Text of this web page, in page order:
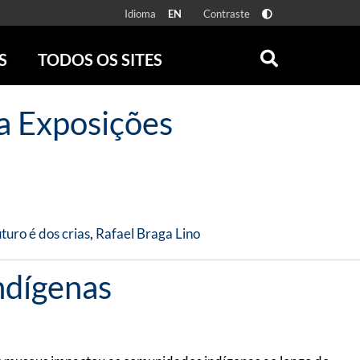
Idioma EN Contraste
FÍSICAS
TODOS OS SITES
ZUM
DISCOGRAFIA BRASILEIRA
CLARICE LISPECTOR
Exposições
é dos crias, Rafael Braga Lino